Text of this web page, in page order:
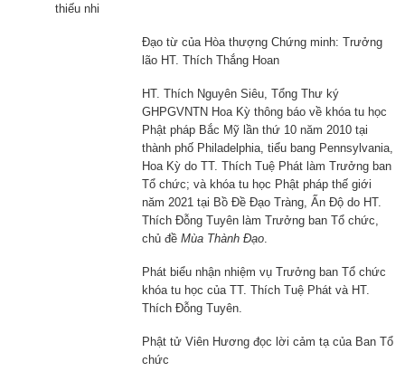
thiếu nhi
Đạo từ của Hòa thượng Chứng minh: Trưởng
lão HT. Thích Thắng Hoan
HT. Thích Nguyên Siêu, Tổng Thư ký
GHPGVNTN Hoa Kỳ thông báo về khóa tu học
Phật pháp Bắc Mỹ lần thứ 10 năm 2010 tại
thành phố Philadelphia, tiểu bang Pennsylvania,
Hoa Kỳ do TT. Thích Tuệ Phát làm Trưởng ban
Tổ chức; và khóa tu học Phật pháp thế giới
năm 2021 tại Bồ Đề Đạo Tràng, Ấn Độ do HT.
Thích Đỗng Tuyên làm Trưởng ban Tổ chức,
chủ đề Mùa Thành Đạo.
Phát biểu nhận nhiệm vụ Trưởng ban Tổ chức
khóa tu học của TT. Thích Tuệ Phát và HT.
Thích Đỗng Tuyên.
Phật tử Viên Hương đọc lời cảm tạ của Ban Tổ
chức